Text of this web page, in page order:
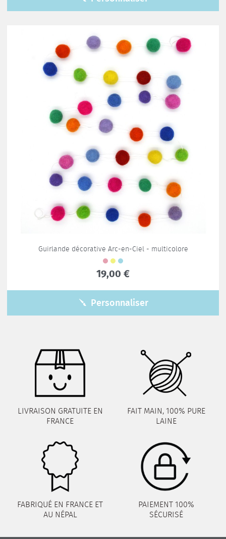
Guirlande décorative Arc-en-Ciel - multicolore
19,00 €
Personnaliser
LIVRAISON GRATUITE EN
FRANCE
FAIT MAIN, 100% PURE
LAINE
FABRIQUÉ EN FRANCE ET
AU NÉPAL
PAIEMENT 100%
SÉCURISÉ